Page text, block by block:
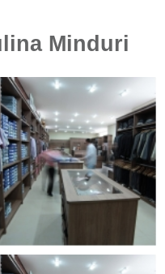
Minduri